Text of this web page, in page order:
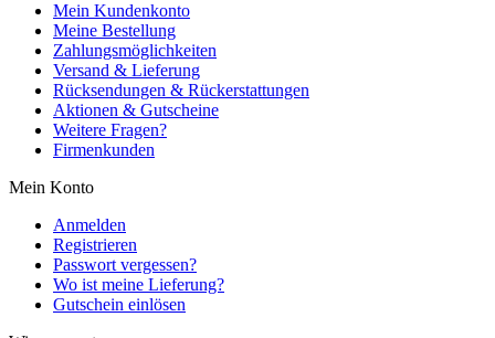
Mein Kundenkonto
Meine Bestellung
Zahlungsmöglichkeiten
Versand & Lieferung
Rücksendungen & Rückerstattungen
Aktionen & Gutscheine
Weitere Fragen?
Firmenkunden
Mein Konto
Anmelden
Registrieren
Passwort vergessen?
Wo ist meine Lieferung?
Gutschein einlösen